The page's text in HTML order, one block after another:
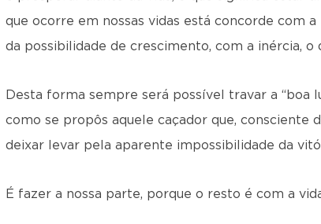
que ocorre em nossas vidas está concorde com
da possibilidade de crescimento, com a inércia,
Desta forma sempre será possível travar a “boa
como se propôs aquele caçador que, consciente
deixar levar pela aparente impossibilidade da
É fazer a nossa parte, porque o resto é com a